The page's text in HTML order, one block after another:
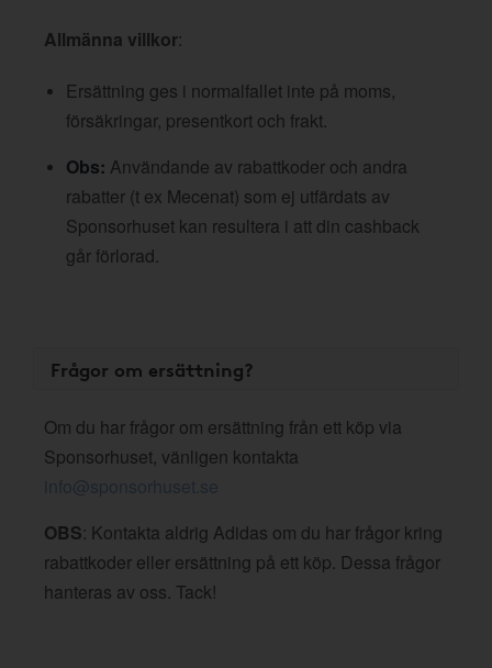
Allmänna villkor:
Ersättning ges i normalfallet inte på moms,
försäkringar, presentkort och frakt.
Obs: Användande av rabattkoder och andra
rabatter (t ex Mecenat) som ej utfärdats av
Sponsorhuset kan resultera i att din cashback
går förlorad.
Frågor om ersättning?
Om du har frågor om ersättning från ett köp via
Sponsorhuset, vänligen kontakta
info@sponsorhuset.se
OBS: Kontakta aldrig Adidas om du har frågor kring
rabattkoder eller ersättning på ett köp. Dessa frågor
hanteras av oss. Tack!